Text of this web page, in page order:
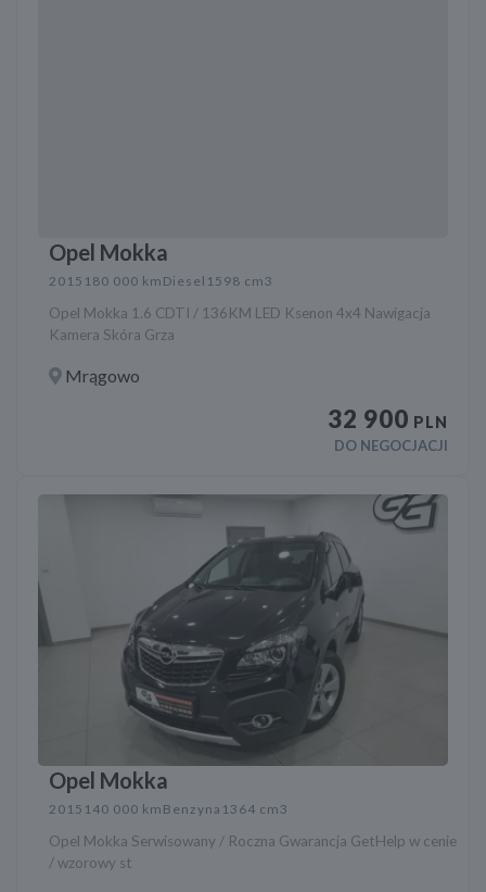
Opel Mokka
2015 180 000 km Diesel 1598 cm3
Opel Mokka 1.6 CDTI / 136KM LED Ksenon 4x4 Nawigacja
Kamera Skóra Grza
Mrągowo
32 900 PLN
DO NEGOCJACJI
Opel Mokka
2015 140 000 km Benzyna 1364 cm3
Opel Mokka Serwisowany / Roczna Gwarancja GetHelp w cenie
/ wzorowy st